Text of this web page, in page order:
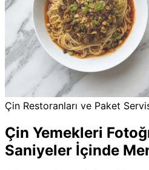
Çin Restoranları ve Paket
Çin Yemekleri
Saniyeler İçinde